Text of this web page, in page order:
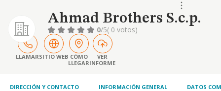
Ahmad Brothers S.c.p.
0/5( 0 votos)
LLAMARSITIO WEB CÓMO
LLEGAR
VER
INFORME
DIRECCIÓN Y CONTACTO INFORMACIÓN GENERAL DATOS